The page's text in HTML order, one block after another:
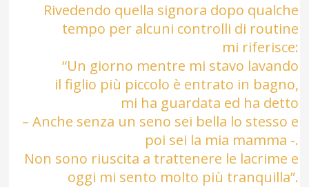
Rivedendo quella signora dopo qualche
tempo per alcuni controlli di routine
mi riferisce:
“Un giorno mentre mi stavo lavando
il figlio più piccolo è entrato in bagno,
mi ha guardata ed ha detto
– Anche senza un seno sei bella lo stesso e
poi sei la mia mamma -.
Non sono riuscita a trattenere le lacrime e
oggi mi sento molto più tranquilla”.